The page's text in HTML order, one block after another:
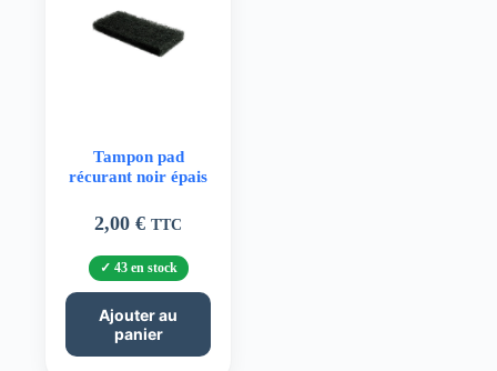
Tampon pad
récurant noir épais
2,00€ TTC
43 en stock
Ajouter au
panier